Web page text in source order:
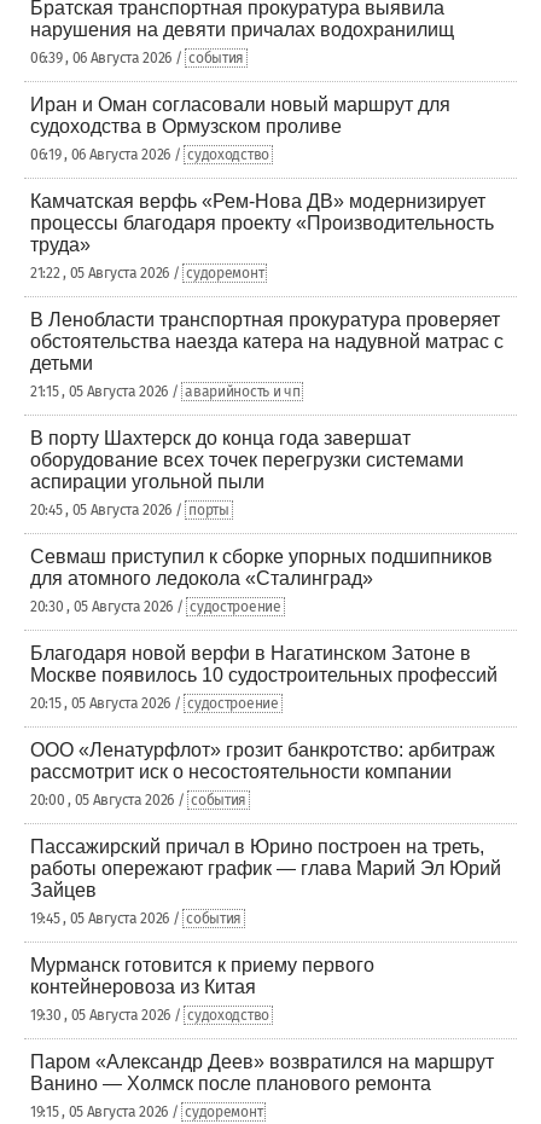
Братская транспортная прокуратура выявила
нарушения на девяти причалах водохранилищ
06:39 , 06 Августа 2026 / события
Иран и Оман согласовали новый маршрут для
судоходства в Ормузском проливе
06:19 , 06 Августа 2026 / судоходство
Камчатская верфь «Рем-Нова ДВ» модернизирует
процессы благодаря проекту «Производительность
труда»
21:22 , 05 Августа 2026 / судоремонт
В Ленобласти транспортная прокуратура проверяет
обстоятельства наезда катера на надувной матрас с
детьми
21:15 , 05 Августа 2026 / аварийность и чп
В порту Шахтерск до конца года завершат
оборудование всех точек перегрузки системами
аспирации угольной пыли
20:45 , 05 Августа 2026 / порты
Севмаш приступил к сборке упорных подшипников
для атомного ледокола «Сталинград»
20:30 , 05 Августа 2026 / судостроение
Благодаря новой верфи в Нагатинском Затоне в
Москве появилось 10 судостроительных профессий
20:15 , 05 Августа 2026 / судостроение
ООО «Ленатурфлот» грозит банкротство: арбитраж
рассмотрит иск о несостоятельности компании
20:00 , 05 Августа 2026 / события
Пассажирский причал в Юрино построен на треть,
работы опережают график — глава Марий Эл Юрий
Зайцев
19:45 , 05 Августа 2026 / события
Мурманск готовится к приему первого
контейнеровоза из Китая
19:30 , 05 Августа 2026 / судоходство
Паром «Александр Деев» возвратился на маршрут
Ванино — Холмск после планового ремонта
19:15 , 05 Августа 2026 / судоремонт